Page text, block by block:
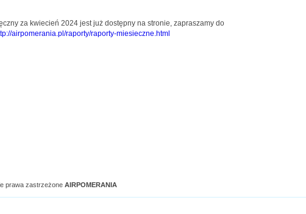
za kwiecień 2024 jest już dostępny na stronie, zapraszamy do
airpomerania.pl/raporty/raporty-miesieczne.html
prawa zastrzeżone AIRPOMERANIA